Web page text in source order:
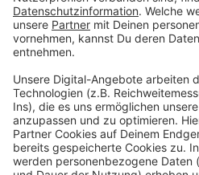
zwischen wirren Gedanken
Alltagsbeobachtung. Ein
meistens bunt und nie ganz
Anzeige